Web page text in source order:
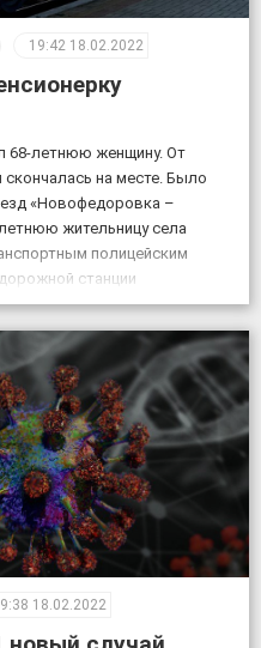
19:42 18.02.2022
68-летнюю женщину. От
на месте. Было
«Новофедоровка –
жительницу села
полицейским
станции
через железнодорожные
но на сигналы,
18.02.2022